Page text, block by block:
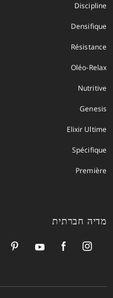
Discipline
Densifique
Résistance
Oléo-Relax
Nutritive
Genesis
Elixir Ultime
Spécifique
Première
מדיה חברתית